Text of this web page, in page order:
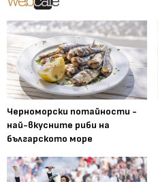
Черноморски потайности -
най-вкусните риби на
българското море